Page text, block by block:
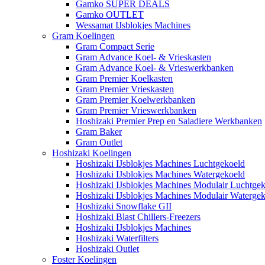
Gamko SUPER DEALS
Gamko OUTLET
Wessamat IJsblokjes Machines
Gram Koelingen
Gram Compact Serie
Gram Advance Koel- & Vrieskasten
Gram Advance Koel- & Vrieswerkbanken
Gram Premier Koelkasten
Gram Premier Vrieskasten
Gram Premier Koelwerkbanken
Gram Premier Vrieswerkbanken
Hoshizaki Premier Prep en Saladiere Werkbanken
Gram Baker
Gram Outlet
Hoshizaki Koelingen
Hoshizaki IJsblokjes Machines Luchtgekoeld
Hoshizaki IJsblokjes Machines Watergekoeld
Hoshizaki IJsblokjes Machines Modulair
Hoshizaki IJsblokjes Machines Modulair
Hoshizaki Snowflake GII
Hoshizaki Blast Chillers-Freezers
Hoshizaki IJsblokjes Machines
Hoshizaki Waterfilters
Hoshizaki Outlet
Foster Koelingen